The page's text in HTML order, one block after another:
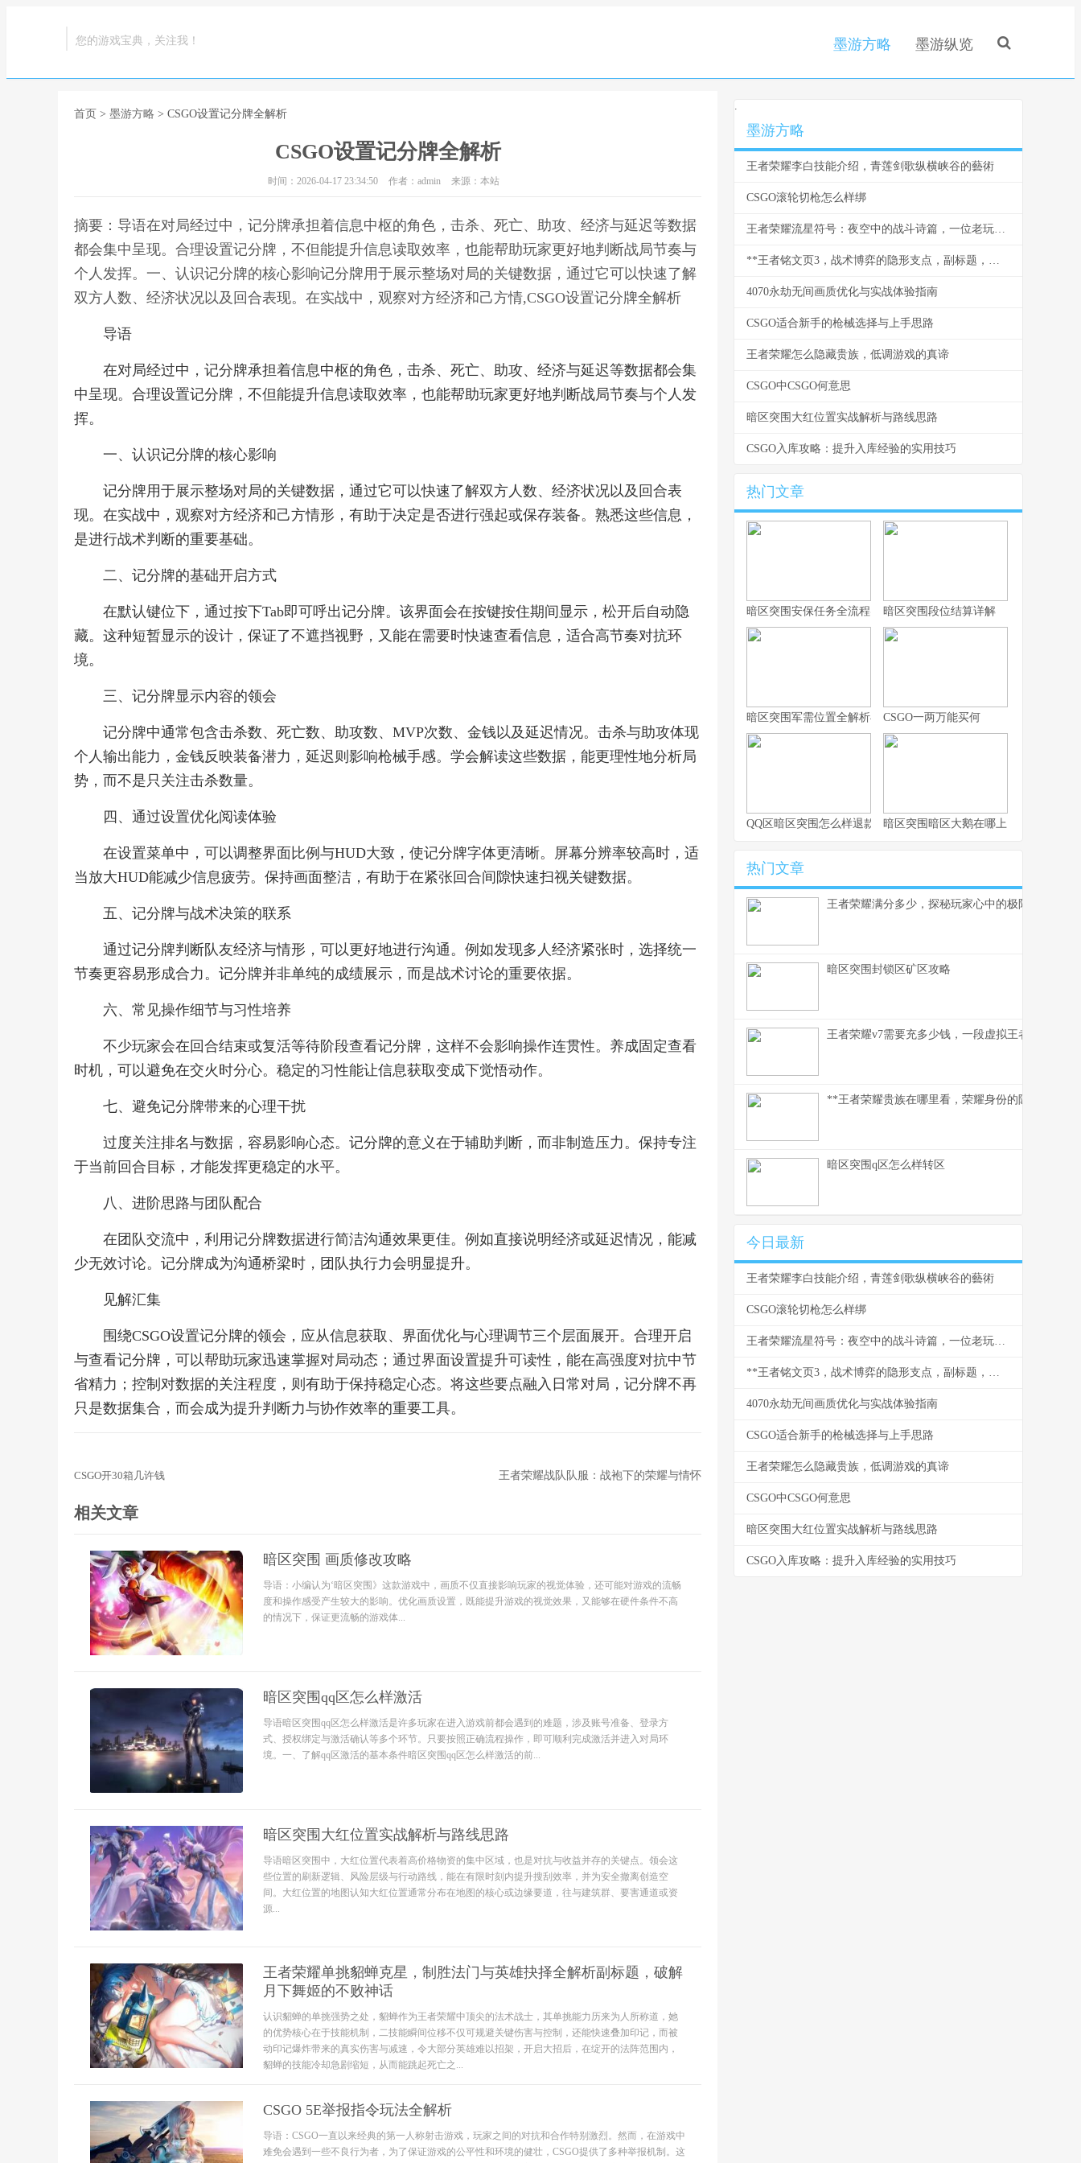
您的游戏宝典，关注我！ 墨游方略 墨游纵览
首页 > 墨游方略 > CSGO设置记分牌全解析
CSGO设置记分牌全解析
时间：2026-04-17 23:34:50 作者：admin 来源：本站
摘要：导语在对局经过中，记分牌承担着信息中枢的角色，击杀、死亡、助攻、经济与延迟等数据
都会集中呈现。合理设置记分牌，不但能提升信息读取效率，也能帮助玩家更好地判断战局节奏与
个人发挥。一、认识记分牌的核心影响记分牌用于展示整场对局的关键数据，通过它可以快速了解
双方人数、经济状况以及回合表现。在实战中，观察对方经济和己方情,CSGO设置记分牌全解析
导语
在对局经过中，记分牌承担着信息中枢的角色，击杀、死亡、助攻、经济与延迟等数据都会集
中呈现。合理设置记分牌，不但能提升信息读取效率，也能帮助玩家更好地判断战局节奏与个人发
挥。
一、认识记分牌的核心影响
记分牌用于展示整场对局的关键数据，通过它可以快速了解双方人数、经济状况以及回合表
现。在实战中，观察对方经济和己方情形，有助于决定是否进行强起或保存装备。熟悉这些信息，
是进行战术判断的重要基础。
二、记分牌的基础开启方式
在默认键位下，通过按下Tab即可呼出记分牌。该界面会在按键按住期间显示，松开后自动隐
藏。这种短暂显示的设计，保证了不遮挡视野，又能在需要时快速查看信息，适合高节奏对抗环
境。
三、记分牌显示内容的领会
记分牌中通常包含击杀数、死亡数、助攻数、MVP次数、金钱以及延迟情况。击杀与助攻体现
个人输出能力，金钱反映装备潜力，延迟则影响枪械手感。学会解读这些数据，能更理性地分析局
势，而不是只关注击杀数量。
四、通过设置优化阅读体验
在设置菜单中，可以调整界面比例与HUD大致，使记分牌字体更清晰。屏幕分辨率较高时，适
当放大HUD能减少信息疲劳。保持画面整洁，有助于在紧张回合间隙快速扫视关键数据。
五、记分牌与战术决策的联系
通过记分牌判断队友经济与情形，可以更好地进行沟通。例如发现多人经济紧张时，选择统一
节奏更容易形成合力。记分牌并非单纯的成绩展示，而是战术讨论的重要依据。
六、常见操作细节与习性培养
不少玩家会在回合结束或复活等待阶段查看记分牌，这样不会影响操作连贯性。养成固定查看
时机，可以避免在交火时分心。稳定的习性能让信息获取变成下觉悟动作。
七、避免记分牌带来的心理干扰
过度关注排名与数据，容易影响心态。记分牌的意义在于辅助判断，而非制造压力。保持专注
于当前回合目标，才能发挥更稳定的水平。
八、进阶思路与团队配合
在团队交流中，利用记分牌数据进行简洁沟通效果更佳。例如直接说明经济或延迟情况，能减
少无效讨论。记分牌成为沟通桥梁时，团队执行力会明显提升。
见解汇集
围绕CSGO设置记分牌的领会，应从信息获取、界面优化与心理调节三个层面展开。合理开启
与查看记分牌，可以帮助玩家迅速掌握对局动态；通过界面设置提升可读性，能在高强度对抗中节
省精力；控制对数据的关注程度，则有助于保持稳定心态。将这些要点融入日常对局，记分牌不再
只是数据集合，而会成为提升判断力与协作效率的重要工具。
CSGO开30箱几许钱 王者荣耀战队队服：战袍下的荣耀与情怀
相关文章
暗区突围 画质修改攻略
导语：小编认为‘暗区突围》这款游戏中，画质不仅直接影响玩家的视觉体验，还可能对游戏的流畅
度和操作感受产生较大的影响。优化画质设置，既能提升游戏的视觉效果，又能够在硬件条件不高
的情况下，保证更流畅的游戏体...
暗区突围qq区怎么样激活
导语暗区突围qq区怎么样激活是许多玩家在进入游戏前都会遇到的难题，涉及账号准备、登录方
式、授权绑定与激活确认等多个环节。只要按照正确流程操作，即可顺利完成激活并进入对局环
境。一、了解qq区激活的基本条件暗区突围qq区怎么样激活的前...
暗区突围大红位置实战解析与路线思路
导语暗区突围中，大红位置代表着高价格物资的集中区域，也是对抗与收益并存的关键点。领会这
些位置的刷新逻辑、风险层级与行动路线，能在有限时刻内提升搜刮效率，并为安全撤离创造空
间。大红位置的地图认知大红位置通常分布在地图的核心或边缘要道，往与建筑群、要害通道或资
源...
王者荣耀单挑貂蝉克星，制胜法门与英雄抉择全解析副标题，破解
月下舞姬的不败神话
认识貂蝉的单挑强势之处，貂蝉作为王者荣耀中顶尖的法术战士，其单挑能力历来为人所称道，她
的优势核心在于技能机制，二技能瞬间位移不仅可规避关键伤害与控制，还能快速叠加印记，而被
动印记爆炸带来的真实伤害与减速，令大部分英雄难以招架，开启大招后，在绽开的法阵范围内，
貂蝉的技能冷却急剧缩短，从而能跳起死亡之...
CSGO 5E举报指令玩法全解析
导语：CSGO一直以来经典的第一人称射击游戏，玩家之间的对抗和合作特别激烈。然而，在游戏中
难免会遇到一些不良行为者，为了保证游戏的公平性和环境的健壮，CSGO提供了多种举报机制。这
.
墨游方略
王者荣耀李白技能介绍，青莲剑歌纵横峡谷的藝術
CSGO滚轮切枪怎么样绑
王者荣耀流星符号：夜空中的战斗诗篇，一位老玩家的深情回望
**王者铭文页3，战术博弈的隐形支点，副标题，微调之间改写战局走向**
4070永劫无间画质优化与实战体验指南
CSGO适合新手的枪械选择与上手思路
王者荣耀怎么隐藏贵族，低调游戏的真谛
CSGO中CSGO何意思
暗区突围大红位置实战解析与路线思路
CSGO入库攻略：提升入库经验的实用技巧
热门文章
暗区突围安保任务全流程实战指南暗区突围段位结算详解
暗区突围军需位置全解析与实战思路CSGO一两万能买何
QQ区暗区突围怎么样退款 暗区突围暗区大鹅在哪上
热门文章
王者荣耀满分多少，探秘玩家心中的极限征途，
暗区突围封锁区矿区攻略
王者荣耀v7需要充多少钱，一段虚拟王者的现实刻
**王者荣耀贵族在哪里看，荣耀身份的隐秘印记与
暗区突围q区怎么样转区
今日最新
王者荣耀李白技能介绍，青莲剑歌纵横峡谷的藝術
CSGO滚轮切枪怎么样绑
王者荣耀流星符号：夜空中的战斗诗篇，一位老玩家的深情回望
**王者铭文页3，战术博弈的隐形支点，副标题，微调之间改写战局走向**
4070永劫无间画质优化与实战体验指南
CSGO适合新手的枪械选择与上手思路
王者荣耀怎么隐藏贵族，低调游戏的真谛
CSGO中CSGO何意思
暗区突围大红位置实战解析与路线思路
CSGO入库攻略：提升入库经验的实用技巧